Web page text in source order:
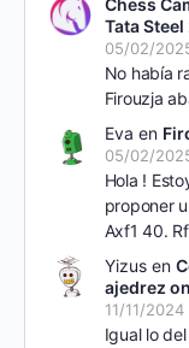
Chess
Tata
05/02/
No había
Firouzja
Eva en
05/02/
Hola !
proponer
Axf1 40.
Yizusen
ajedrez
11/11/2024
Igual lo